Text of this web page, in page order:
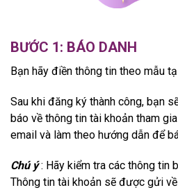
BƯỚC 1: BÁO DANH
Bạn hãy điền thông tin theo mẫu
Sau khi đăng ký thành công, bạn
báo về thông tin tài khoản tham
email và làm theo hướng dẫn để
Chú ý: Hãy kiểm tra các thông tin
Thông tin tài khoản sẽ được gửi